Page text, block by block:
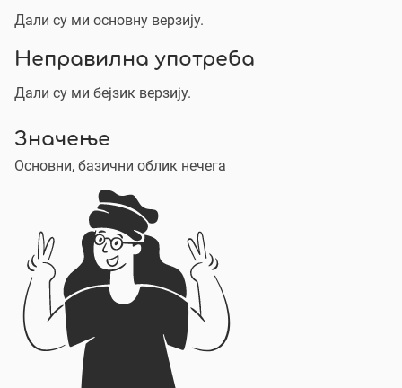
Дали су ми основну верзију.
Неправилна употреба
Дали су ми бејзик верзију.
Значење
Основни, базични облик нечега